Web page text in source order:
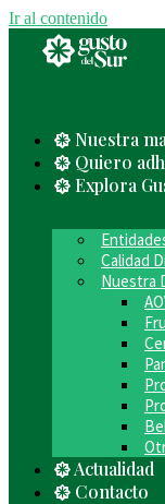
Ir al contenido
Nuestra
Quiero
Explora
Calidad
Nuestra
Actualidad
Contacto